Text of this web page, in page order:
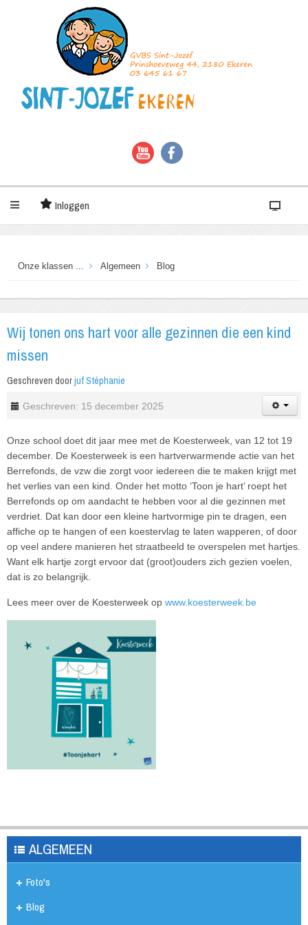
Inloggen
Onze klassen ... Algemeen Blog
Wij tonen ons hart voor alle gezinnen die een kind
missen
Geschreven doorjuf Stéphanie
Geschreven: 15 december 2025
Onze school doet dit jaar mee met de Koesterweek, van 12 tot 19
december. De Koesterweek is een hartverwarmende actie van het
Berrefonds, de vzw die zorgt voor iedereen die te maken krijgt met
het verlies van een kind. Onder het motto ‘Toon je hart’ roept het
Berrefonds op om aandacht te hebben voor al die gezinnen met
verdriet. Dat kan door een kleine hartvormige pin te dragen, een
affiche op te hangen of een koestervlag te laten wapperen, of door
op veel andere manieren het straatbeeld te overspelen met hartjes.
Want elk hartje zorgt ervoor dat (groot)ouders zich gezien voelen,
dat is zo belangrijk.
Lees meer over de Koesterweek op www.koesterweek.be
ALGEMEEN
Foto's
Blog